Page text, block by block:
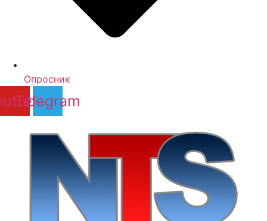
Опросник
Telegram